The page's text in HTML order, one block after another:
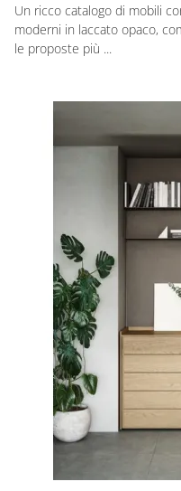
Un ricco catalogo di mobili
moderni in laccato opaco,
le proposte più ...